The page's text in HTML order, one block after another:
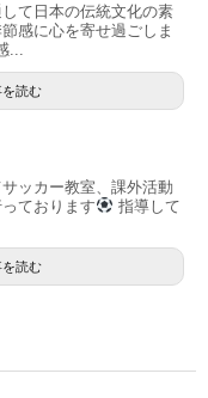
て日本の伝統文化の素
感に心を寄せ過ごしま
を読む
ッカー教室、課外活動
ております
指導して
を読む